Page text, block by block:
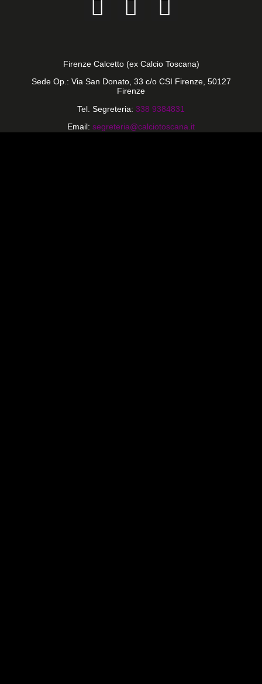
Firenze Calcetto (ex Calcio Toscana)
Sede Op.: Via San Donato, 33 c/o CSI Firenze, 50127
Firenze
Tel. Segreteria: 338 9384831
Email: segreteria@calciotoscana.it